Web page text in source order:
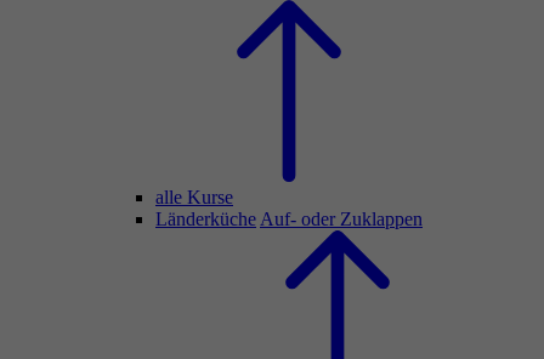
alle Kurse
Länderküche Auf- oder Zuklappen